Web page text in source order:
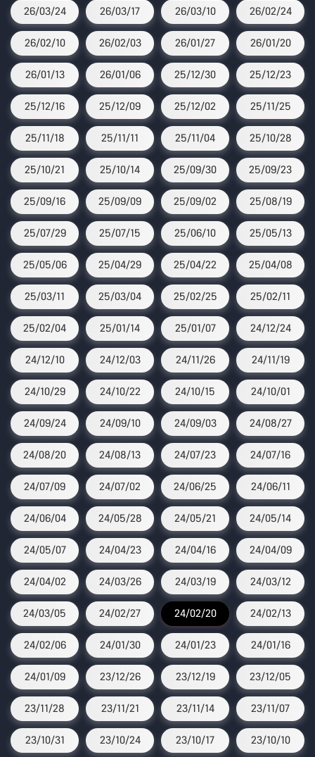
26/03/24 26/03/17 26/03/10 26/02/24
26/02/10 26/02/03 26/01/27 26/01/20
26/01/13 26/01/06 25/12/30 25/12/23
25/12/16 25/12/09 25/12/02 25/11/25
25/11/18 25/11/11 25/11/04 25/10/28
25/10/21 25/10/14 25/09/30 25/09/23
25/09/16 25/09/09 25/09/02 25/08/19
25/07/29 25/07/15 25/06/10 25/05/13
25/05/06 25/04/29 25/04/22 25/04/08
25/03/11 25/03/04 25/02/25 25/02/11
25/02/04 25/01/14 25/01/07 24/12/24
24/12/10 24/12/03 24/11/26 24/11/19
24/10/29 24/10/22 24/10/15 24/10/01
24/09/24 24/09/10 24/09/03 24/08/27
24/08/20 24/08/13 24/07/23 24/07/16
24/07/09 24/07/02 24/06/25 24/06/11
24/06/04 24/05/28 24/05/21 24/05/14
24/05/07 24/04/23 24/04/16 24/04/09
24/04/02 24/03/26 24/03/19 24/03/12
24/03/05 24/02/27 24/02/20 24/02/13
24/02/06 24/01/30 24/01/23 24/01/16
24/01/09 23/12/26 23/12/19 23/12/05
23/11/28 23/11/21 23/11/14 23/11/07
23/10/31 23/10/24 23/10/17 23/10/10